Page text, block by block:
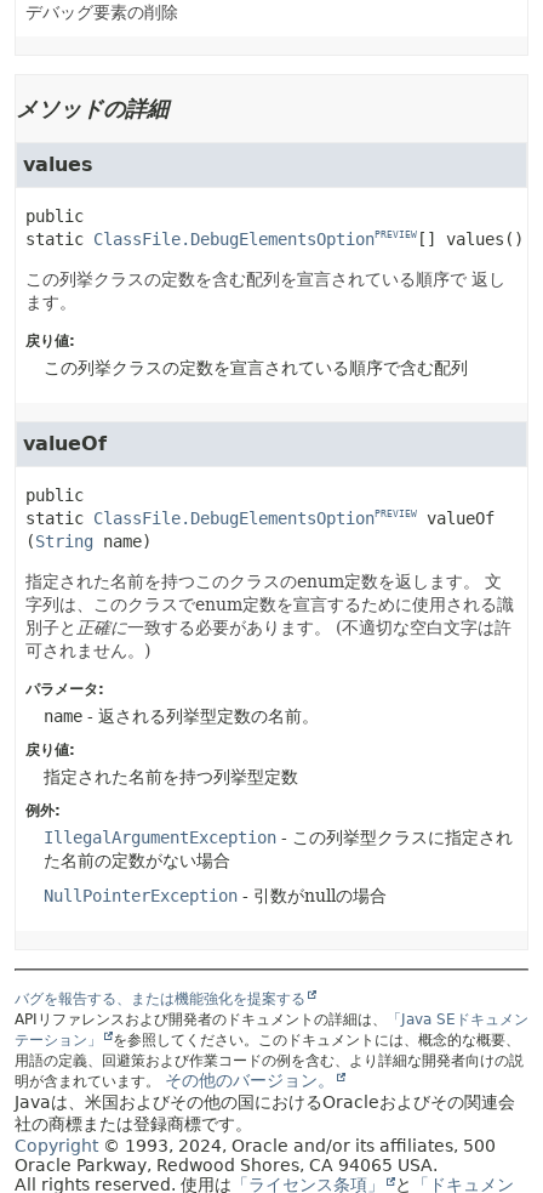
デバッグ要素の削除
メソッドの詳細
values
public
static ClassFile.DebugElementsOptionPREVIEW [] values ()
この列挙クラスの定数を含む配列を宣言されている順序で 返し
ます。
戻り値:
この列挙クラスの定数を宣言されている順序で含む配列
valueOf
public
static ClassFile.DebugElementsOptionPREVIEW
valueOf
(String name)
指定された名前を持つこのクラスのenum定数を返します。
文
字列は、このクラスでenum定数を宣言するために使用される識
別子と 正確に一致する必要があります。
(不適切な空白文字は許
可されません。)
パラメータ:
name - 返される列挙型定数の名前。
戻り値:
指定された名前を持つ列挙型定数
例外:
IllegalArgumentException - この列挙型クラスに指定され
た名前の定数がない場合
NullPointerException - 引数がnullの場合
バグを報告する、または機能強化を提案する
APIリファレンスおよび開発者のドキュメントの詳細は、
「Java SEドキュメン
テーション」
を参照してください。このドキュメントには、概念的な概要、
用語の定義、回避策および作業コードの例を含む、より詳細な開発者向けの説
明が含まれています。
その他のバージョン。
Javaは、米国およびその他の国におけるOracleおよびその関連会
社の商標または登録商標です。
Copyright© 1993, 2024, Oracle and/or its affiliates, 500
Oracle Parkway, Redwood Shores, CA 94065 USA.
All rights reserved. 使用は 「ライセンス条項」 と 「ドキュメン